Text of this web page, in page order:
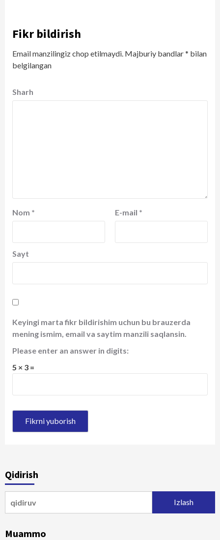
Fikr bildirish
Email manzilingiz chop etilmaydi. Majburiy bandlar* bilan
belgilangan
Sharh
Nom * E-mail *
Sayt
Keyingi marta fikr bildirishim uchun bu brauzerda
mening ismim, email va saytim manzili saqlansin.
Please enter an answer in digits:
5 × 3 =
Qidirish
Muammo